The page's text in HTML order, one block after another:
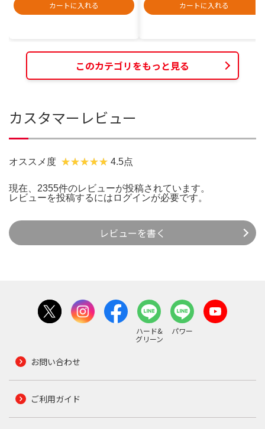
カートに入れる
カートに入れる
このカテゴリをもっと見る
カスタマーレビュー
オススメ度 4.5点
現在、2355件のレビューが投稿されています。
レビューを投稿するには ログインが必要です。
レビューを書く
ハード&
グリーン
パワー
お問い合わせ
ご利用ガイド